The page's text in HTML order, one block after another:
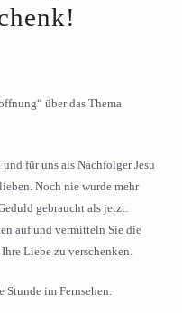
über das Thema
für uns als Nachfolger Jesu
Noch nie wurde mehr
gebraucht als jetzt.
auf und vermitteln Sie die
Liebe zu verschenken.
Stunde im Fernsehen.